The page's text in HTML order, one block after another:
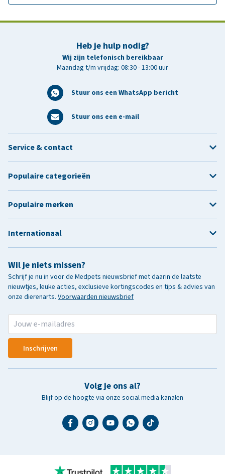
Heb je hulp nodig?
Wij zijn telefonisch bereikbaar
Maandag t/m vrijdag: 08:30 - 13:00 uur
Stuur ons een WhatsApp bericht
Stuur ons een e-mail
Wil je niets missen?
Schrijf je nu in voor de Medpets nieuwsbrief met daarin de laatste
nieuwtjes, leuke acties, exclusieve kortingscodes en tips & advies van
onze dierenarts. Voorwaarden nieuwsbrief
Inschrijven
Volg je ons al?
Blijf op de hoogte via onze social media kanalen
Service & contact
Populaire categorieën
Populaire merken
Internationaal